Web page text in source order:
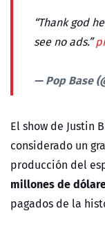
“Thank god
see no ads.”
— Pop Base
El show de Justin
considerado un
producción del
millones de
pagados de la